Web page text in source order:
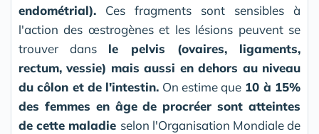
endométrial). Ces fragments sont sensibles à
l'action des œstrogènes et les lésions peuvent se
trouver dans le pelvis (ovaires, ligaments,
rectum, vessie) mais aussi en dehors au niveau
du côlon et de l'intestin. On estime que 10 à 15%
des femmes en âge de procréer sont atteintes
de cette maladie selon l'Organisation Mondiale de